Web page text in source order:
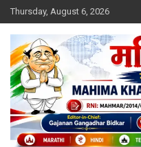
Skip
to
content
Thursday, August 6, 2026